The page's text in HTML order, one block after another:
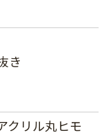
き
クリル丸ヒモ